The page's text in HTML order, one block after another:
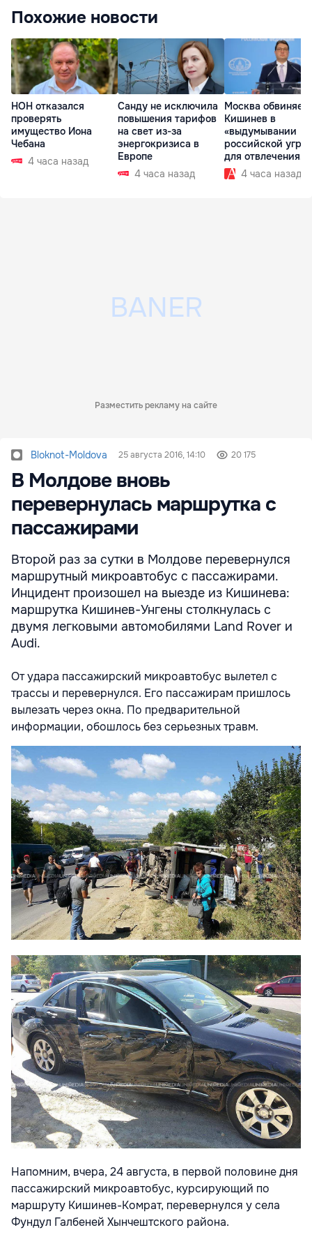
Похожие новости
НОН отказался
проверять
имущество Иона
Чебана
4 часа назад
Санду не исключила
повышения тарифов
на свет из-за
энергокризиса в
Европе
4 часа назад
Москва обвиняет
Кишинев в
«выдумывании
российской
для отвлечения
внимания
4 часа назад
Разместить рекламу на сайте
Bloknot-Moldova 25 августа 2016, 14:10 20 175
В Молдове вновь
перевернулась маршрутка с
пассажирами
Второй раз за сутки в Молдове перевернулся
маршрутный микроавтобус с пассажирами.
Инцидент произошел на выезде из Кишинева:
маршрутка Кишинев-Унгены столкнулась с
двумя легковыми автомобилями Land Rover и
Audi.
От удара пассажирский микроавтобус вылетел с
трассы и перевернулся. Его пассажирам пришлось
вылезать через окна. По предварительной
информации, обошлось без серьезных травм.
Напомним, вчера, 24 августа, в первой половине дня
пассажирский микроавтобус, курсирующий по
маршруту Кишинев-Комрат, перевернулся у села
Фундул Галбеней Хынчештского района.